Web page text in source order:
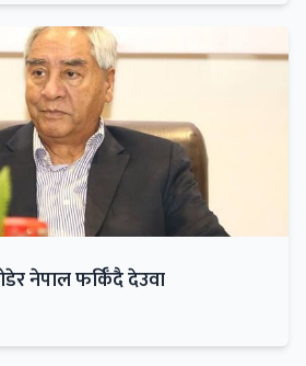
नेपाल फर्किँदै देउवा